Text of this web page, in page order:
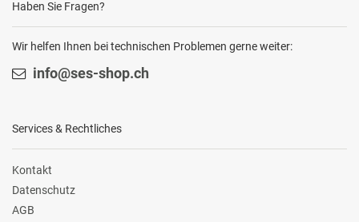
Haben Sie Fragen?
Wir helfen Ihnen bei technischen Problemen gerne weiter:
info@ses-shop.ch
Services & Rechtliches
Kontakt
Datenschutz
AGB